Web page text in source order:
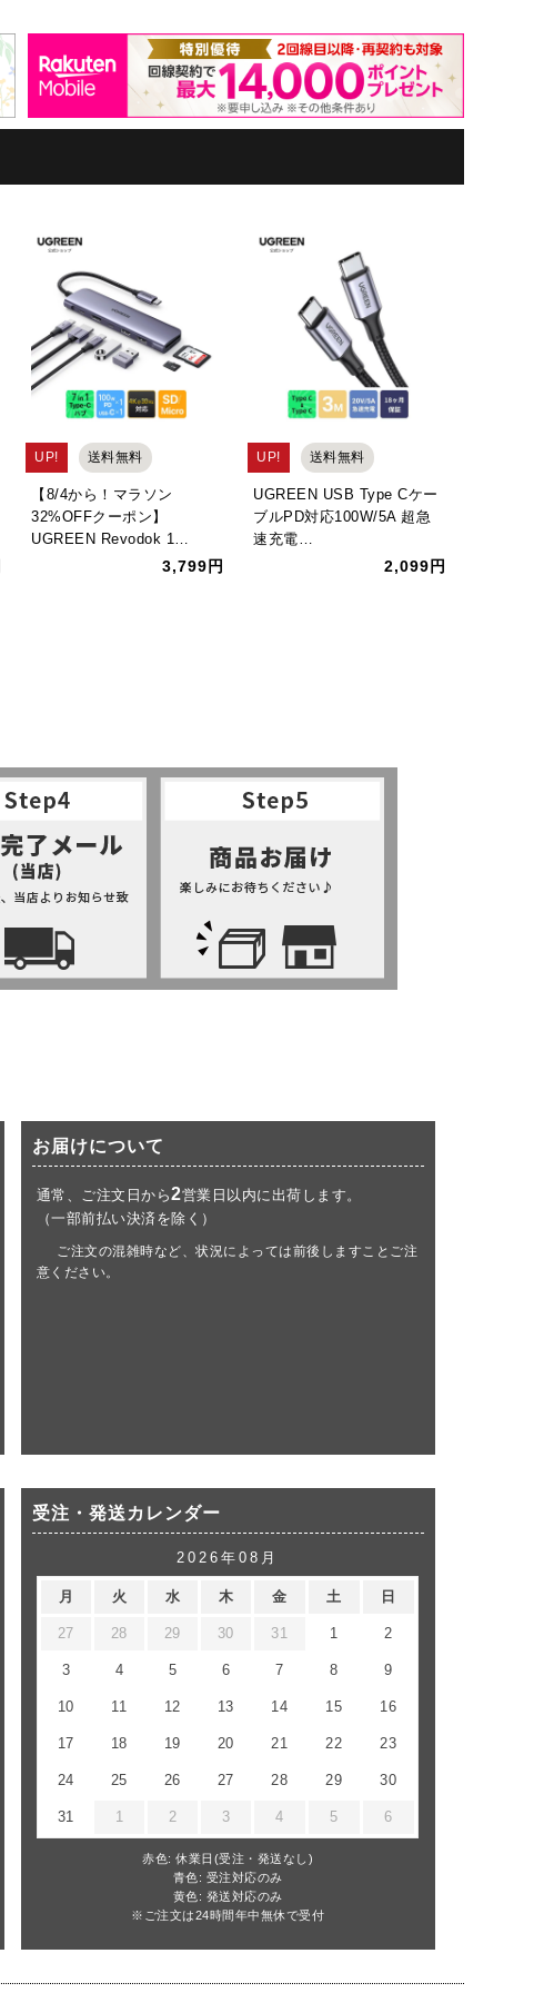
UP! 送料無料
【8/4から！マラソン
32%OFFクーポン】
UGREEN Revodok 1…
3,799円
UP! 送料無料
UGREEN USB Type Cケー
ブルPD対応100W/5A 超急
速充電…
2,099円
お届けについて
通常、ご注文日から2営業日以内に出荷します。
（一部前払い決済を除く）
ご注文の混雑時など、状況によっては前後しますことご注
意ください。
受注・発送カレンダー
2026年08月
月 火 水 木 金 土 日
27 28 29 30 31 1 2
3 4 5 6 7 8 9
10 11 12 13 14 15 16
17 18 19 20 21 22 23
24 25 26 27 28 29 30
31 1 2 3 4 5 6
赤色: 休業日(受注・発送なし)
青色: 受注対応のみ
黄色: 発送対応のみ
※ご注文は24時間年中無休で受付